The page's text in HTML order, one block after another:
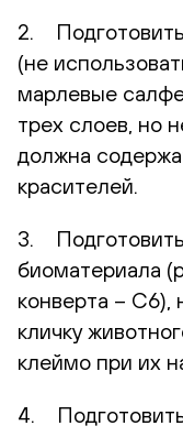
2.
(не
марлевые
трех слоев, но
должна
красителей.
3.
биоматериала
конверта – С6),
кличку
клеймо при их
4.